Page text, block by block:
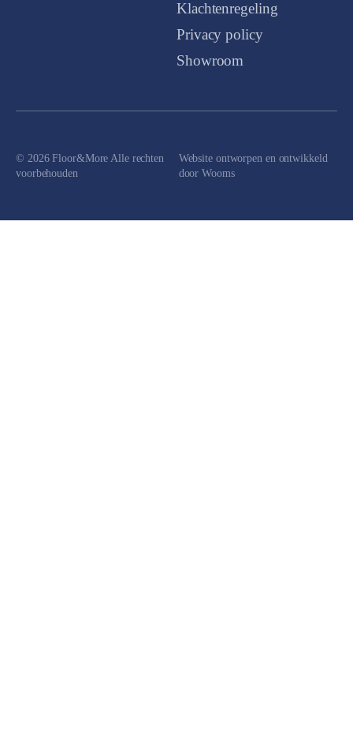
Klachtenregeling
Privacy policy
Showroom
© 2026 Floor&More Alle rechten
voorbehouden
Website ontworpen en ontwikkeld
doorWooms